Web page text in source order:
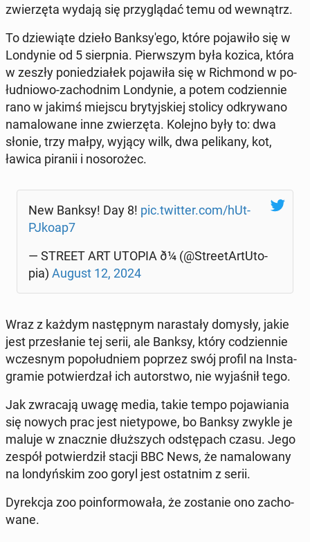
zwie­rzę­ta wydają się przy­glą­dać temu od we­wnątrz.
To dzie­wią­te dzieło Bank­sy­'e­go, które po­ja­wi­ło się w
Lon­dy­nie od 5 sierp­nia. Pierw­szym była kozica, która
w zeszły po­nie­dzia­łek po­ja­wi­ła się w Rich­mond w po­
łu­dnio­wo-za­chod­nim Lon­dy­nie, a potem co­dzien­nie
rano w jakimś miejscu bry­tyj­skiej stolicy od­kry­wa­no
na­ma­lo­wa­ne inne zwie­rzę­ta. Kolejno były to: dwa
słonie, trzy małpy, wyjący wilk, dwa pe­li­ka­ny, kot,
ławica piranii i no­so­ro­żec.
New Banksy! Day 8! pic.twitter.com/hUt­
PJ­ko­ap7
— STREET ART UTOPIA ð¼️ (@Stre­etAr­tU­to­
pia) August 12, 2024
Wraz z każdym na­stęp­nym na­ra­sta­ły domysły, jakie
jest prze­sła­nie tej serii, ale Banksy, który co­dzien­nie
wcze­snym po­po­łu­dniem poprzez swój profil na In­sta­
gra­mie po­twier­dzał ich au­tor­stwo, nie wy­ja­śnił tego.
Jak zwra­ca­ją uwagę media, takie tempo po­ja­wia­nia
się nowych prac jest nie­ty­po­we, bo Banksy zwykle je
maluje w znacz­nie dłuż­szych od­stę­pach czasu. Jego
zespół po­twier­dził stacji BBC News, że na­ma­lo­wa­ny
na lon­dyń­skim zoo goryl jest ostat­nim z serii.
Dy­rek­cja zoo po­in­for­mo­wa­ła, że zo­sta­nie ono za­cho­
wa­ne.